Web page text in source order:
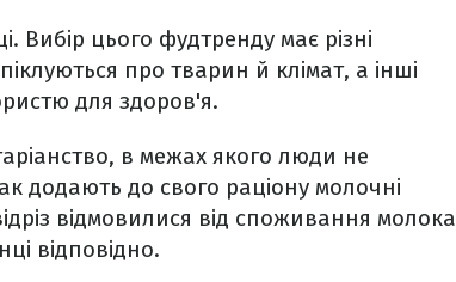
Вибір цього фудтренду має різні
про тварин й клімат, а інші
для здоров'я.
в межах якого люди не
додають до свого раціону молочні
відмовилися від споживання молока
відповідно.